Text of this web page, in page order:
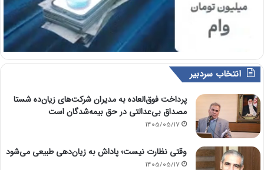
انتخاب سردبیر
پرداخت فوق‌العاده به مدیران شرکت‌های زیان‌ده شستا
مصداق بی‌عدالتی در حق بیمه‌شدگان است
1405/05/17
وقتی نظارت نیست؛ پاداش به زیان‌دهی طبیعی می‌شود
1405/05/17